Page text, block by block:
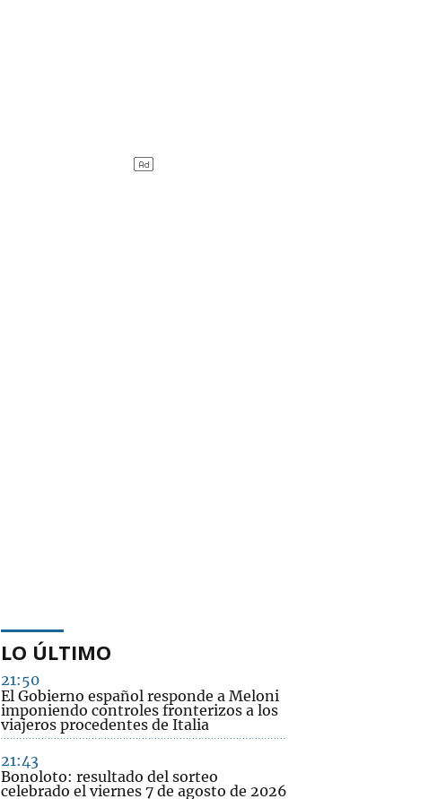
LO ÚLTIMO
21:50
El Gobierno español responde a Meloni
imponiendo controles fronterizos a los
viajeros procedentes de Italia
21:43
Bonoloto: resultado del sorteo
celebrado el viernes 7 de agosto de 2026